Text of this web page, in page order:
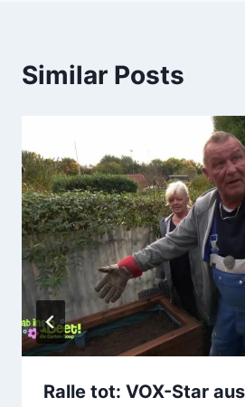
Similar Posts
Ralle tot: VOX-Star